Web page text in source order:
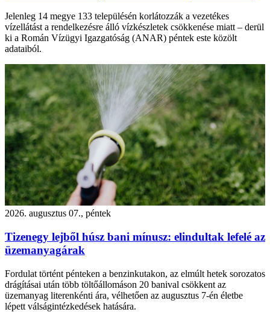
Jelenleg 14 megye 133 településén korlátozzák a vezetékes
vízellátást a rendelkezésre álló vízkészletek csökkenése miatt – derül
ki a Román Vízügyi Igazgatóság (ANAR) péntek este közölt
adataiból.
2026. augusztus 07., péntek
Tizenegy lejből húsz bani mínusz: elindultak lefelé az
üzemanyagárak
Fordulat történt pénteken a benzinkutakon, az elmúlt hetek sorozatos
drágításai után több töltőállomáson 20 banival csökkent az
üzemanyag literenkénti ára, vélhetően az augusztus 7-én életbe
lépett válságintézkedések hatására.